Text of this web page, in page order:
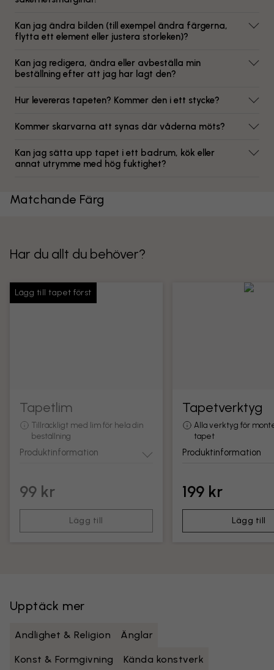
Kan jag ändra bilden (till exempel ändra färgerna,
flytta ett element eller justera storleken)?
Kan jag redigera, ändra eller avbeställa min
beställning efter att jag har lagt den?
Hur levereras tapeten? Kommer den i ett stycke?
Kommer skarvarna att synas där våderna möts?
Kan jag sätta upp tapet i ett badrum, kök eller
annat utrymme med hög fuktighet?
Matchande Färg
Har du allt du behöver?
Lägg till tapet först
Tapetlim
Tillräckligt med lim för hela din
beställning
Produktinformation
99 kr
Lägg till
Tapetverktyg
Alla verktyg för
tapet
Produktinformation
199 kr
Lägg till
Upptäck mer
Andlighet & Religion Änglar
Konst & Formgivning Kända konstverk